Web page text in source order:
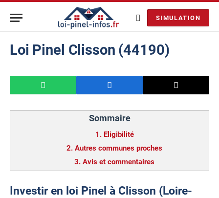
SIMULATION
Loi Pinel Clisson (44190)
Sommaire
1. Eligibilité
2. Autres communes proches
3. Avis et commentaires
Investir en loi Pinel à Clisson (Loire-